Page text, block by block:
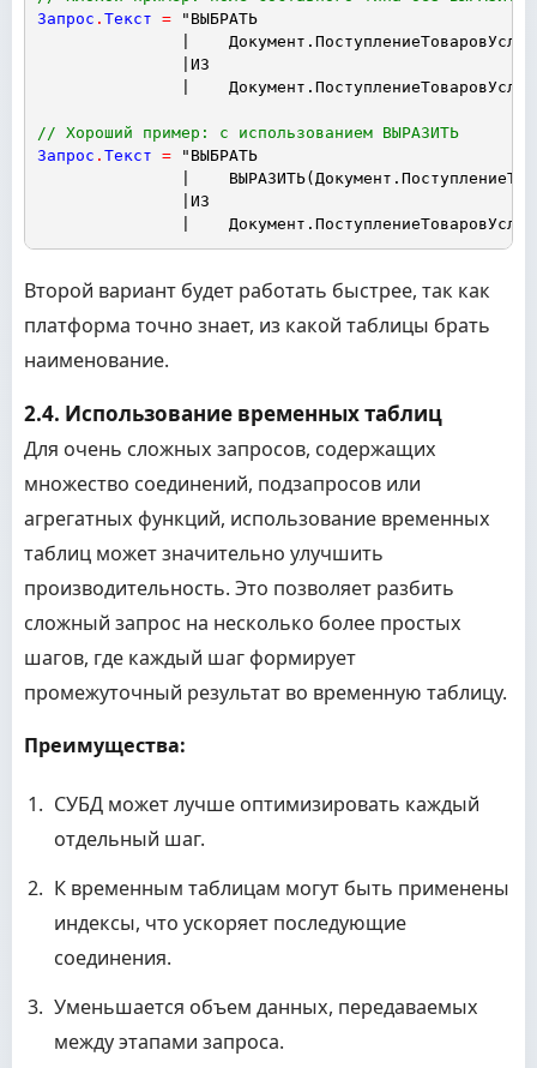
Запрос . Текст =
"ВЫБРАТЬ
|
|ИЗ
|
// Хороший пример: с использованием ВЫРАЗИТЬ
Запрос . Текст =
"ВЫБРАТЬ
|
|ИЗ
|
Второй вариант будет работать быстрее, так как
платформа точно знает, из какой таблицы брать
наименование.
2.4. Использование временных таблиц
Для очень сложных запросов, содержащих
множество соединений, подзапросов или
агрегатных функций, использование временных
таблиц может значительно улучшить
производительность. Это позволяет разбить
сложный запрос на несколько более простых
шагов, где каждый шаг формирует
промежуточный результат во временную таблицу.
Преимущества:
СУБД может лучше оптимизировать каждый
отдельный шаг.
К временным таблицам могут быть применены
индексы, что ускоряет последующие
соединения.
Уменьшается объем данных, передаваемых
между этапами запроса.